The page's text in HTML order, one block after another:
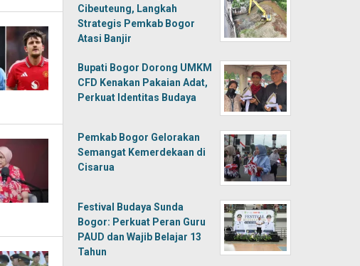
Cibeuteung, Langkah
Strategis Pemkab Bogor
Atasi Banjir
Bupati Bogor Dorong UMKM
CFD Kenakan Pakaian Adat,
Perkuat Identitas Budaya
Pemkab Bogor Gelorakan
Semangat Kemerdekaan di
Cisarua
Festival Budaya Sunda
Bogor: Perkuat Peran Guru
PAUD dan Wajib Belajar 13
Tahun